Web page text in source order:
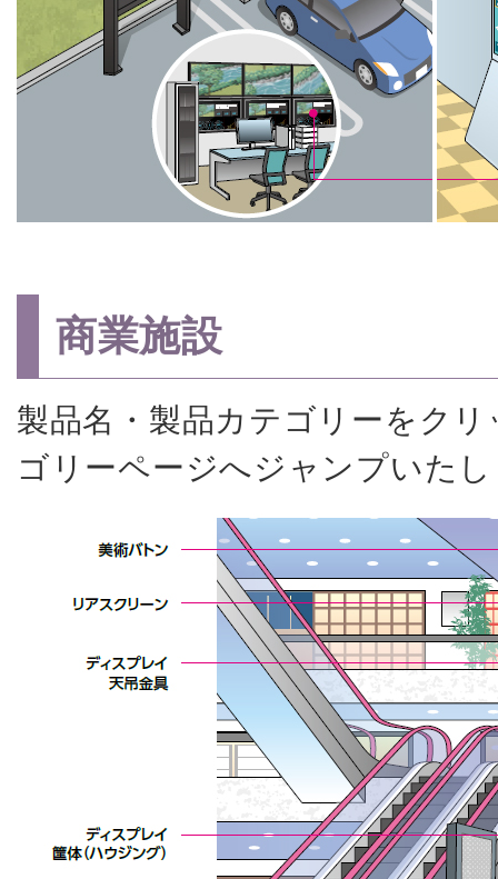
商業施設
製品名・製品カテゴリーをク
ゴリーページへジャンプいた